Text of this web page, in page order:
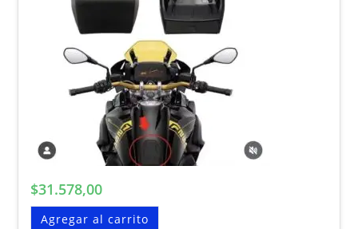
$31.578,00
Agregar al carrito